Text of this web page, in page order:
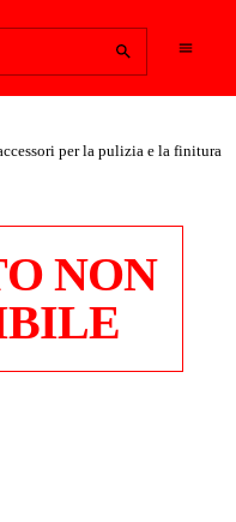
per la pulizia e la finitura
NON